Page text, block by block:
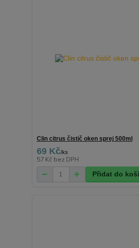
Clin citrus čistič oken sprej 500ml
69 Kč/ks
57 Kč bez DPH
Přidat do